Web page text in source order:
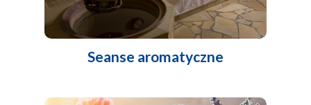
Seanse aromatyczne